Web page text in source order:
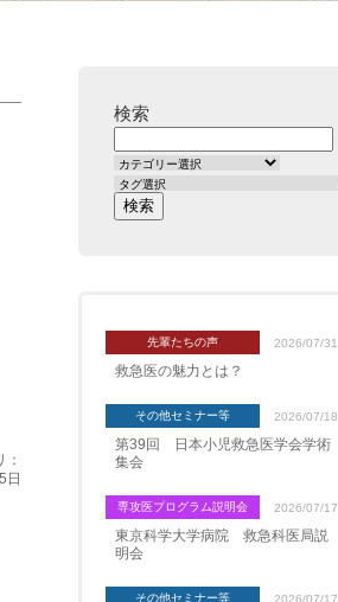
：
日
検索
先輩たちの声 2026/07/31
救急医の魅力とは？
その他セミナー等 2026/07/18
第39回 日本小児救急医学会学術
集会
専攻医プログラム説明会 2026/07/17
東京科学大学病院 救急科医局説
明会
その他セミナー等 2026/07/17